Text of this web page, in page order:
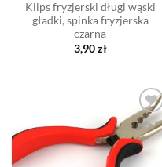
Klips fryzjerski długi wąski
gładki, spinka fryzjerska
czarna
3,90zł
Dodaj
do listy
życzeń